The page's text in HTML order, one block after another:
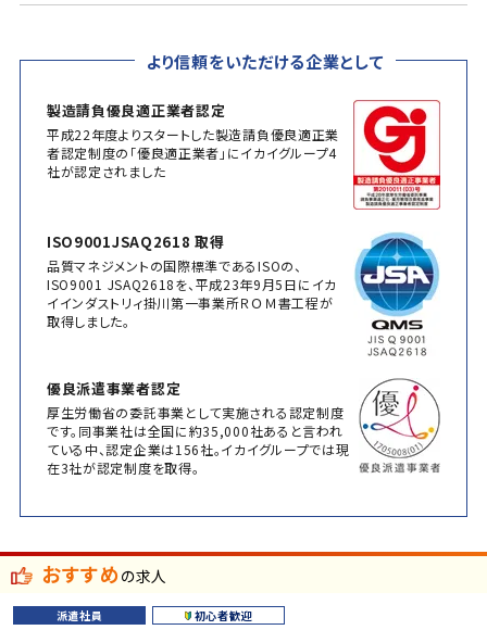
より信頼をいただける企業として
製造請負優良適正業者認定
平成22年度よりスタートした製造請負優良適正業
者認定制度の「優良適正業者」にイカイグループ4
社が認定されました
ISO9001JSAQ2618 取得
品質マネジメントの国際標準であるISOの、
ISO9001 JSAQ2618を、平成23年9月5日にイカ
イインダストリィ掛川第一事業所ＲＯＭ書工程が
取得しました。
優良派遣事業者認定
厚生労働省の委託事業として実施される認定制度
です。同事業社は全国に約35,000社あると言われ
ている中、認定企業は156社。イカイグループでは現
在3社が認定制度を取得。
おすすめの求人
派遣社員 初心者歓迎